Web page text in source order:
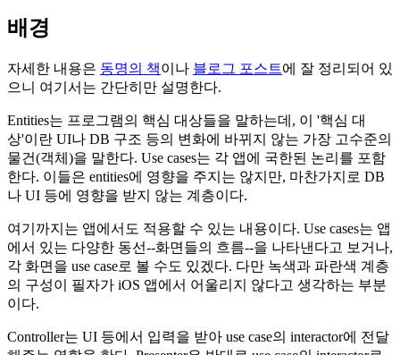
배경
자세한 내용은 동명의 책이나 블로그 포스트에 잘 정리되어 있
으니 여기서는 간단히만 설명한다.
Entities는 프로그램의 핵심 대상들을 말하는데, 이 '핵심 대
상'이란 UI나 DB 구조 등의 변화에 바뀌지 않는 가장 고수준의
물건(객체)을 말한다. Use cases는 각 앱에 국한된 논리를 포함
한다. 이들은 entities에 영향을 주지는 않지만, 마찬가지로 DB
나 UI 등에 영향을 받지 않는 계층이다.
여기까지는 앱에서도 적용할 수 있는 내용이다. Use cases는 앱
에서 있는 다양한 동선--화면들의 흐름--을 나타낸다고 보거나,
각 화면을 use case로 볼 수도 있겠다. 다만 녹색과 파란색 계층
의 구성이 필자가 iOS 앱에서 어울리지 않다고 생각하는 부분
이다.
Controller는 UI 등에서 입력을 받아 use case의 interactor에 전달